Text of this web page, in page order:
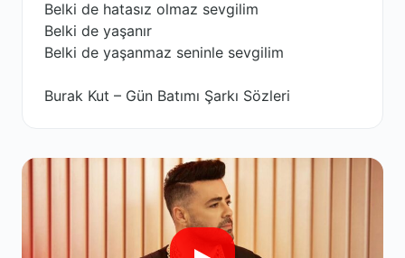
Belki de hatasız olmaz sevgilim
Belki de yaşanır
Belki de yaşanmaz seninle sevgilim
Burak Kut – Gün Batımı Şarkı Sözleri